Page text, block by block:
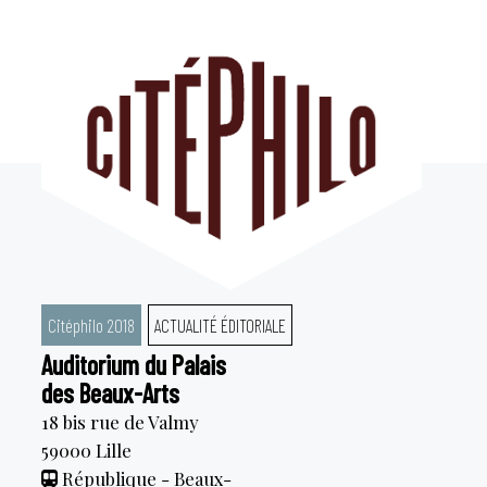
Citéphilo 2018 ACTUALITÉ ÉDITORIALE
Auditorium du Palais
des Beaux-Arts
18 bis rue de Valmy
59000 Lille
République - Beaux-